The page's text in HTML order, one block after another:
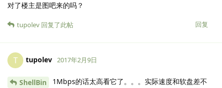
对了楼主是图吧来的吗？
回复
tupolev 回复了此帖
T tupolev 2017年2月9日
ShellBin
1Mbps的话太高看它了。。。实际速度和软盘差不